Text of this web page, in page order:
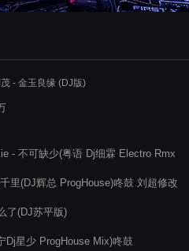
- 金玉良缘 (DJ版)
- 不可缺少(粤语 Dj细霖 Electro Rmx
里(DJ辉总 ProgHouse)咚鼓 刘超修改
了(DJ苏平版)
Dj星少 ProgHouse Mix)咚鼓